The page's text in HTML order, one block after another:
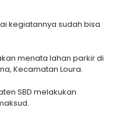
kegiatannya sudah bisa
menata lahan parkir di
Kecamatan Loura.
SBD melakukan